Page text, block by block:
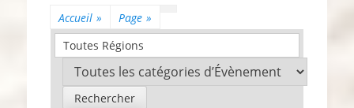
Accueil » Page »
Toutes Régions